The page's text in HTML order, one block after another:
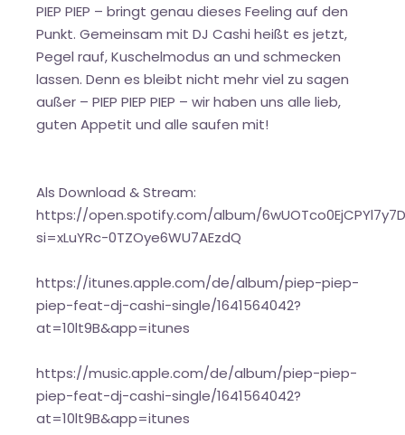
PIEP PIEP – bringt genau dieses Feeling auf den
Punkt. Gemeinsam mit DJ Cashi heißt es jetzt,
Pegel rauf, Kuschelmodus an und schmecken
lassen. Denn es bleibt nicht mehr viel zu sagen
außer – PIEP PIEP PIEP – wir haben uns alle lieb,
guten Appetit und alle saufen mit!
Als Download & Stream:
https://open.spotify.com/album/
si=xLuYRc-0TZOye6WU7AEzdQ
https://itunes.apple.com/de/album/piep-piep-
piep-feat-dj-cashi-single/1641564042?
at=10lt9B&app=itunes
https://music.apple.com/de/album/piep-piep-
piep-feat-dj-cashi-single/1641564042?
at=10lt9B&app=itunes